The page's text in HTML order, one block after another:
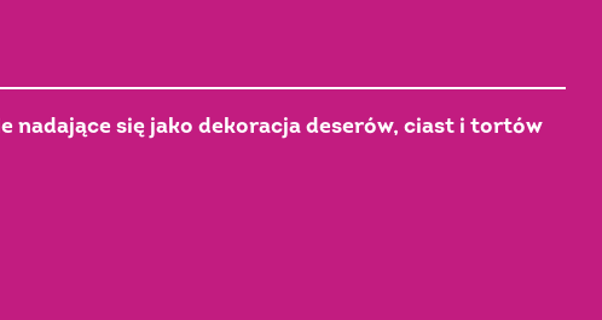
nadające się jako dekoracja deserów, ciast i tortów